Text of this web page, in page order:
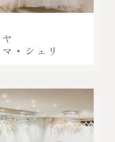
・シェリ